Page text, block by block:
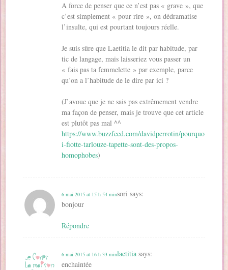
A force de penser que ce n’est pas « grave », que
c’est simplement « pour rire », on dédramatise
l’insulte, qui est pourtant toujours réelle.
Je suis sûre que Laetitia le dit par habitude, par
tic de langage, mais laisseriez vous passer un
« fais pas ta femmelette » par exemple, parce
qu’on a l’habitude de le dire par ici ?
(J’avoue que je ne sais pas extrêmement vendre
ma façon de penser, mais je trouve que cet article
est plutôt pas mal ^^
https://www.buzzfeed.com/davidperrotin/pourquo
i-fiotte-tarlouze-tapette-sont-des-propos-
homophobes)
sori says:
6 mai 2015 at 15 h 54 min
bonjour
Répondre
laetitia says:
6 mai 2015 at 16 h 33 min
enchaintée